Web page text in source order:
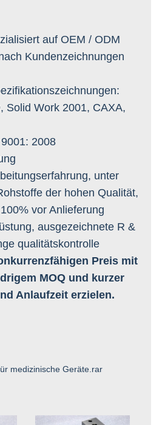
auf OEM / ODM
Kundenzeichnungen
Solid Work 2001, CAXA,
2008
unter
der hohen Qualität,
vor Anlieferung
ausgezeichnete R &
qualitätskontrolle
Preis mit
MOQ und kurzer
Anlaufzeit erzielen.
medizinische Geräte.rar